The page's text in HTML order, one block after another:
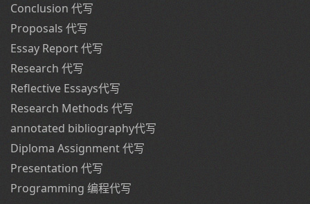
Conclusion 代写
Proposals 代写
Essay Report 代写
Research 代写
Reflective Essays代写
Research Methods 代写
annotated bibliography代写
Diploma Assignment 代写
Presentation 代写
Programming 编程代写